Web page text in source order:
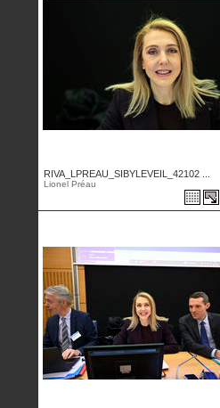
RIVA_LPREAU_SIBYLEVEIL_42102 ...
Lionel Préau